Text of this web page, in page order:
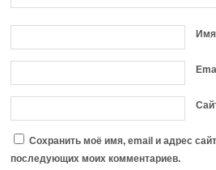
Сохранить моё имя, email и адрес
последующих моих комментариев.